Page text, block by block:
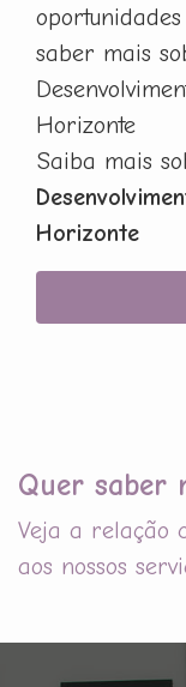
oportunidades
saber mais
Horizonte
Saiba mais
Horizonte
Quer saber
Veja a relação
aos nossos